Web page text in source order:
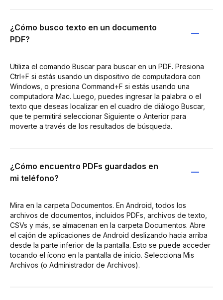
¿Cómo busco texto en un documento
PDF?
Utiliza el comando Buscar para buscar en un PDF. Presiona
Ctrl+F si estás usando un dispositivo de computadora con
Windows, o presiona Command+F si estás usando una
computadora Mac. Luego, puedes ingresar la palabra o el
texto que deseas localizar en el cuadro de diálogo Buscar,
que te permitirá seleccionar Siguiente o Anterior para
moverte a través de los resultados de búsqueda.
¿Cómo encuentro PDFs guardados en
mi teléfono?
Mira en la carpeta Documentos. En Android, todos los
archivos de documentos, incluidos PDFs, archivos de texto,
CSVs y más, se almacenan en la carpeta Documentos. Abre
el cajón de aplicaciones de Android deslizando hacia arriba
desde la parte inferior de la pantalla. Esto se puede acceder
tocando el ícono en la pantalla de inicio. Selecciona Mis
Archivos (o Administrador de Archivos).